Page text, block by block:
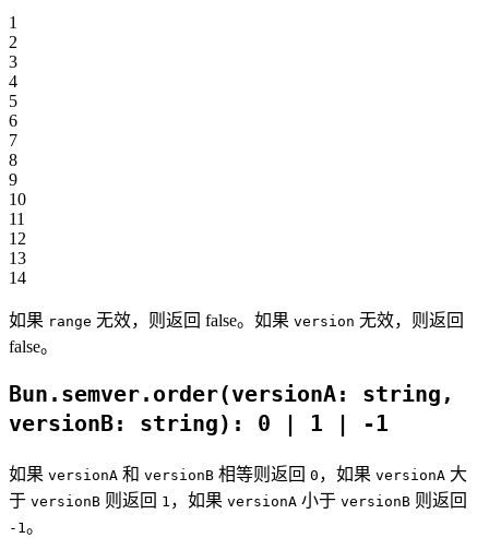
1
2
3
4
5
6
7
8
9
10
11
12
13
14
如果 range 无效，则返回 false。如果 version 无效，则返回
false。
Bun.semver.order(versionA: string,
versionB: string): 0 | 1 | -1
如果 versionA 和 versionB 相等则返回 0 ，如果 versionA 大
于 versionB 则返回 1 ，如果 versionA 小于 versionB 则返回
-1。